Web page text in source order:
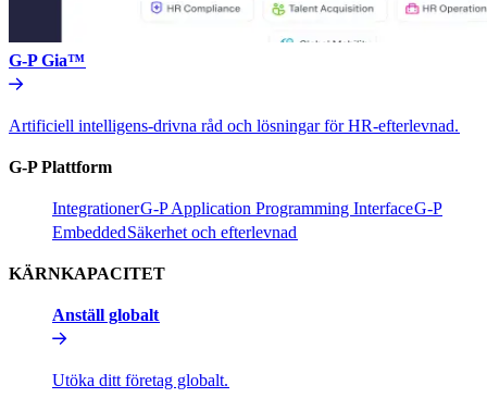
G-P Gia™​​
Artificiell intelligens-drivna råd och lösningar för HR-efterlevnad.​​
G-P Plattform​​
Integrationer​​G-P Application Programming Interface​​G-P
Embedded​​Säkerhet och efterlevnad​​
KÄRNKAPACITET​​
Anställ globalt​​
Utöka ditt företag globalt.​​